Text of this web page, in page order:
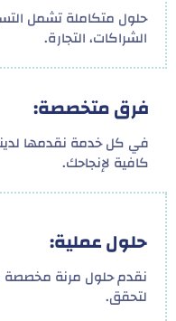
حلول متكاملة تشمل
الشراكات، التجارة.
فرق متخصصة:
في كل خدمة نقدمها
كافية لإنجاحك.
حلول عملية:
نقدم حلول مرنة مخصصة
لتحقق.